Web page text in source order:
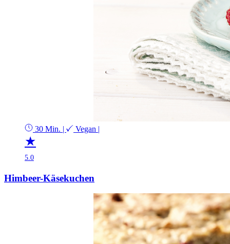
30 Min. | Vegan |
★
5.0
Himbeer-Käsekuchen